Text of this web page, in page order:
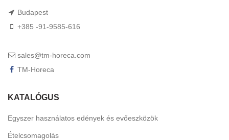
Budapest
+385 -91-9585-616
sales@tm-horeca.com
TM-Horeca
KATALÓGUS
Egyszer használatos edények és evőeszközök
Ételcsomagolás